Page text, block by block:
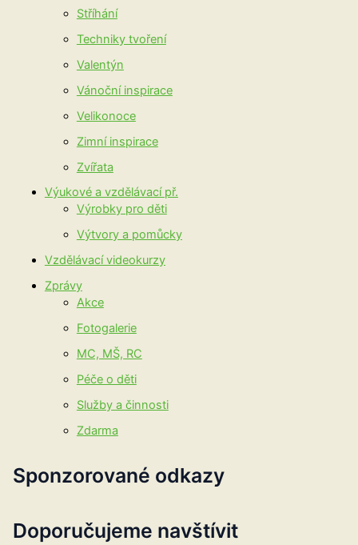
Stříhání
Techniky tvoření
Valentýn
Vánoční inspirace
Velikonoce
Zimní inspirace
Zvířata
Výukové a vzdělávací př.
Výrobky pro děti
Výtvory a pomůcky
Vzdělávací videokurzy
Zprávy
Akce
Fotogalerie
MC, MŠ, RC
Péče o děti
Služby a činnosti
Zdarma
Sponzorované odkazy
Doporučujeme navštívit